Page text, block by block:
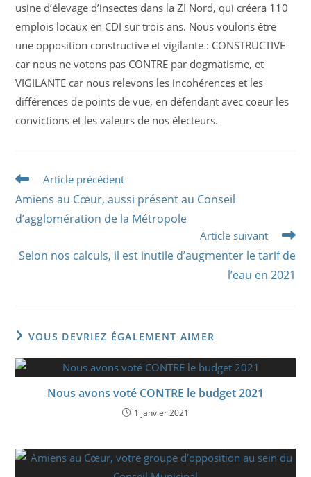
usine d’élevage d’insectes dans la ZI Nord, qui créera 110
emplois locaux en CDI sur trois ans. Nous voulons être
une opposition constructive et vigilante : CONSTRUCTIVE
car nous ne votons pas CONTRE par dogmatisme, et
VIGILANTE car nous relevons les incohérences et les
différences de points de vue, en défendant avec coeur les
convictions et les valeurs de nos électeurs.
Read
articles
Article précédent
Amiens au Cœur, aussi présent au Conseil
d’agglomération de la Métropole
Article suivant
Selon nos calculs, il est inutile d’augmenter le tarif de
l’eau en 2021
VOUS DEVRIEZ ÉGALEMENT AIMER
Nous avons voté CONTRE le budget 2021
1 janvier 2021